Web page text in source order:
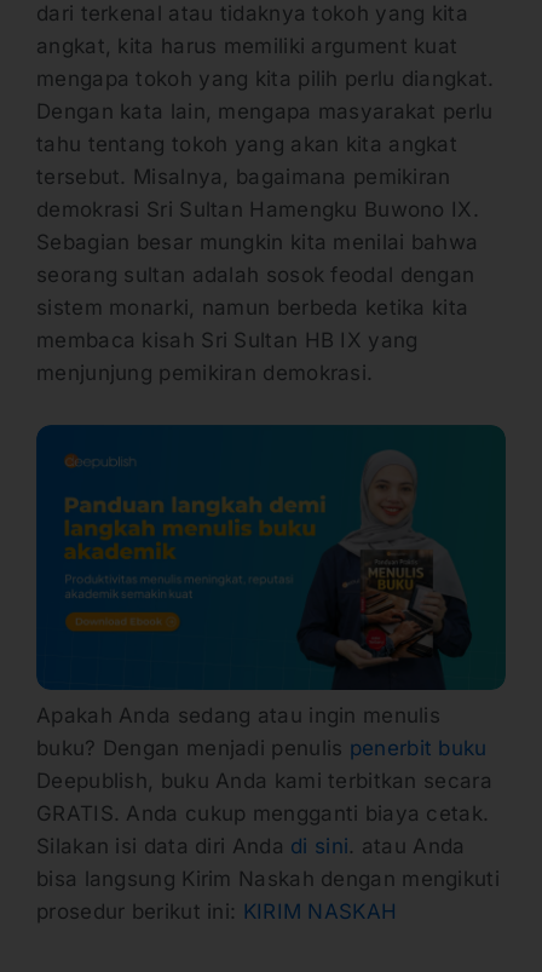
dari terkenal atau tidaknya tokoh yang kita
angkat, kita harus memiliki argument kuat
mengapa tokoh yang kita pilih perlu diangkat.
Dengan kata lain, mengapa masyarakat perlu
tahu tentang tokoh yang akan kita angkat
tersebut. Misalnya, bagaimana pemikiran
demokrasi Sri Sultan Hamengku Buwono IX.
Sebagian besar mungkin kita menilai bahwa
seorang sultan adalah sosok feodal dengan
sistem monarki, namun berbeda ketika kita
membaca kisah Sri Sultan HB IX yang
menjunjung pemikiran demokrasi.
Apakah Anda sedang atau ingin menulis
buku? Dengan menjadi penulis penerbit buku
Deepublish, buku Anda kami terbitkan secara
GRATIS. Anda cukup mengganti biaya cetak.
Silakan isi data diri Anda di sini. atau Anda
bisa langsung Kirim Naskah dengan mengikuti
prosedur berikut ini: KIRIM NASKAH